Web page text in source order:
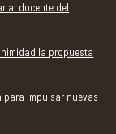
al docente del
la propuesta
para impulsar nuevas